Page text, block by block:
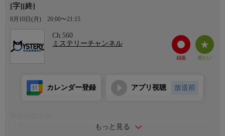
[字][終]
8月10日(月) 20:00〜21:15
Ch.560
ミステリーチャンネル
もっと見る
カレンダー登録 アプリ視聴 放送前